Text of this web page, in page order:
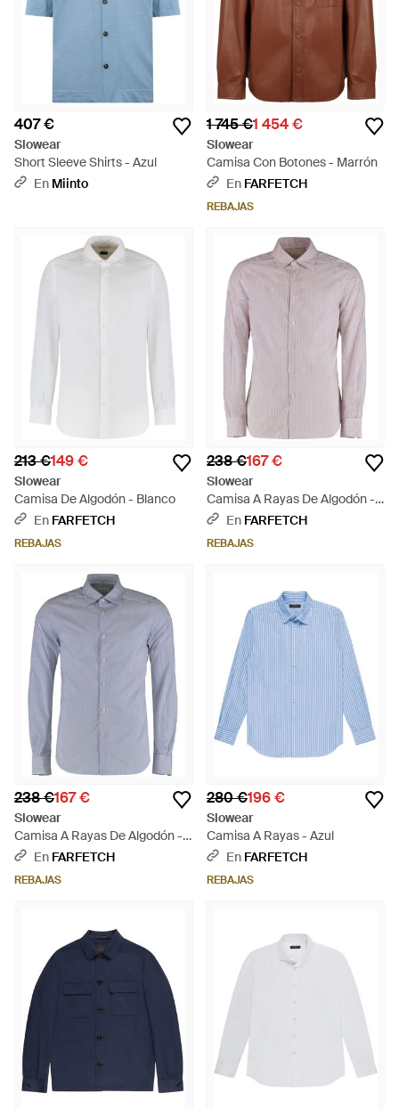
407 €
Slowear
Short Sleeve Shirts - Azul
En Miinto
1 745 €1 454 €
Slowear
Camisa Con Botones - Marrón
En FARFETCH
REBAJAS
213 €149 €
Slowear
Camisa De Algodón - Blanco
En FARFETCH
REBAJAS
238 €167 €
Slowear
Camisa A Rayas De Algodón -
Morado
En FARFETCH
REBAJAS
238 €167 €
Slowear
Camisa A Rayas De Algodón -
AzulEn FARFETCH
REBAJAS
280 €196 €
Slowear
Camisa A Rayas - Azul
En FARFETCH
REBAJAS